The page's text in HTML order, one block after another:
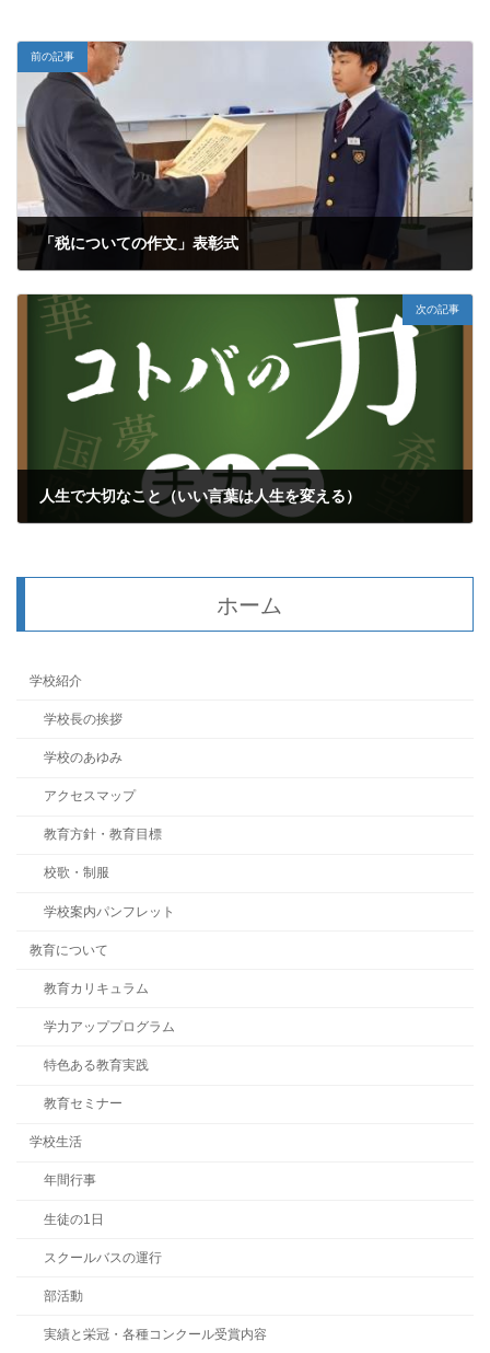
前の記事
「税についての作文」表彰式
次の記事
人生で大切なこと（いい言葉は人生を変える）
ホーム
学校紹介
学校長の挨拶
学校のあゆみ
アクセスマップ
教育方針・教育目標
校歌・制服
学校案内パンフレット
教育について
教育カリキュラム
学力アッププログラム
特色ある教育実践
教育セミナー
学校生活
年間行事
生徒の1日
スクールバスの運行
部活動
実績と栄冠・各種コンクール受賞内容